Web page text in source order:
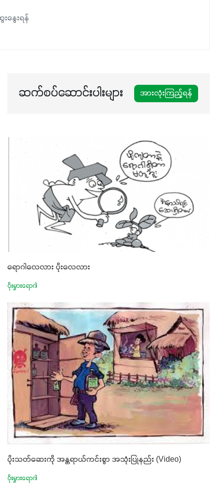
နွေးရန်
ဆက်စပ်ဆောင်းပါးများ အားလုံးကြည့်ရန်
ရောဂါလေလား ပိုးလေလား
ပိုးမွှားရောဂါ
ပိုးသတ်ဆေးကို အန္တရာယ်ကင်းစွာ အသုံးပြုနည်း (Video)
ပိုးမွှားရောဂါ